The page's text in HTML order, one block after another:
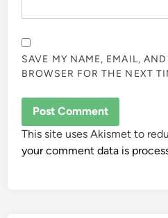
SAVE MY NAME, EMAIL,
BROWSER FOR THE NEXT
This site uses Akismet to
your comment data is